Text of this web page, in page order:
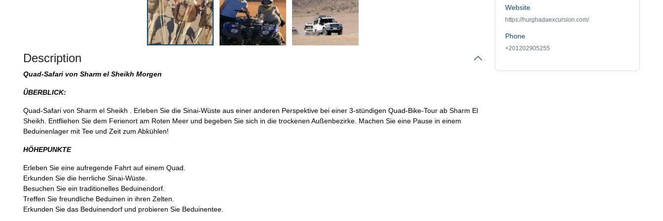
Description
Quad-Safari von Sharm el Sheikh Morgen
ÜBERBLICK:
Quad-Safari von Sharm el Sheikh . Erleben Sie die Sinai-Wüste aus einer anderen Perspektive bei einer 3-stündigen Quad-Bike-Tour ab Sharm El
Sheikh. Entfliehen Sie dem Ferienort am Roten Meer und begeben Sie sich in die trockenen Außenbezirke. Machen Sie eine Pause in einem
Beduinenlager mit Tee und Zeit zum Abkühlen!
HÖHEPUNKTE
Erleben Sie eine aufregende Fahrt auf einem Quad.
Erkunden Sie die herrliche Sinai-Wüste.
Besuchen Sie ein traditionelles Beduinendorf.
Treffen Sie freundliche Beduinen in ihren Zelten.
Erkunden Sie das Beduinendorf und probieren Sie Beduinentee.
Website
https://hurghadaexcursion.com/
Phone
+201202905255